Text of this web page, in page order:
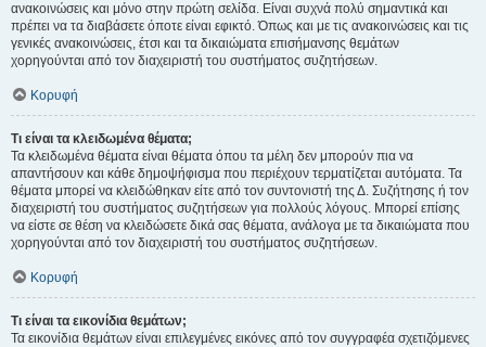
ανακοινώσεις και μόνο στην πρώτη σελίδα. Είναι συχνά πολύ σημαντικά και
πρέπει να τα διαβάσετε όποτε είναι εφικτό. Όπως και με τις ανακοινώσεις και τις
γενικές ανακοινώσεις, έτσι και τα δικαιώματα επισήμανσης θεμάτων
χορηγούνται από τον διαχειριστή του συστήματος συζητήσεων.
Κορυφή
Τι είναι τα κλειδωμένα θέματα;
Τα κλειδωμένα θέματα είναι θέματα όπου τα μέλη δεν μπορούν πια να
απαντήσουν και κάθε δημοψήφισμα που περιέχουν τερματίζεται αυτόματα. Τα
θέματα μπορεί να κλειδώθηκαν είτε από τον συντονιστή της Δ. Συζήτησης ή τον
διαχειριστή του συστήματος συζητήσεων για πολλούς λόγους. Μπορεί επίσης
να είστε σε θέση να κλειδώσετε δικά σας θέματα, ανάλογα με τα δικαιώματα που
χορηγούνται από τον διαχειριστή του συστήματος συζητήσεων.
Κορυφή
Τι είναι τα εικονίδια θεμάτων;
Τα εικονίδια θεμάτων είναι επιλεγμένες εικόνες από τον συγγραφέα σχετιζόμενες